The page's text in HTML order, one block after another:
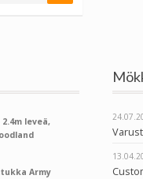
leveä,
Army